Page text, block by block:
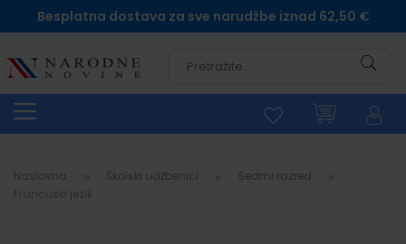
Besplatna dostava za sve narudžbe iznad 62,50 €
Naslovna Školski udžbenici
Sedmi razred